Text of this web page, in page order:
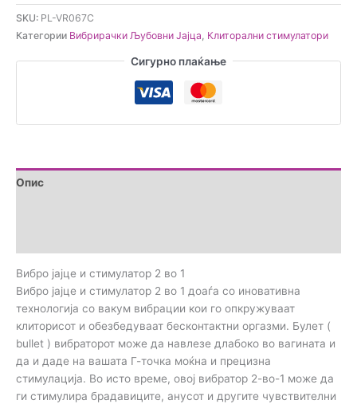
и
стимулатор
2
во
SKU: PL-VR067C
Категории Вибрирачки Љубовни Јајца, Клиторални стимулатори
Сигурно плаќање
Опис
Вибро јајце и стимулатор 2 во 1
Вибро јајце и стимулатор 2 во 1 доаѓа со иновативна
технологија со вакум вибрации кои го опкружуваат
клиторисот и обезбедуваат бесконтактни оргазми. Булет (
bullet ) вибраторот може да навлезе длабоко во вагината и
да и даде на вашата Г-точка моќна и прецизна
стимулација. Во исто време, овој вибратор 2-во-1 може да
ги стимулира брадавиците, анусот и другите чувствителни